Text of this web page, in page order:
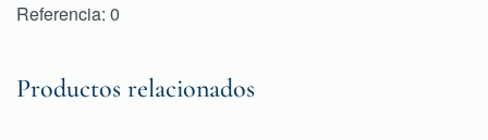
Referencia: 0
Productos relacionados